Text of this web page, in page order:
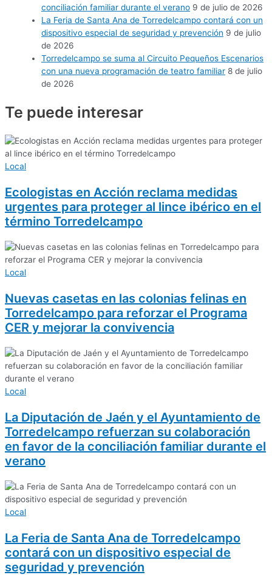
conciliación familiar durante el verano 9 de julio de 2026
La Feria de Santa Ana de Torredelcampo contará con un
dispositivo especial de seguridad y prevención 9 de julio
de 2026
Torredelcampo se suma al Circuito Pequeños Escenarios
con una nueva programación de teatro familiar 8 de julio
de 2026
Te puede interesar
Local
Ecologistas en Acción reclama medidas
urgentes para proteger al lince ibérico en el
término Torredelcampo
Local
Nuevas casetas en las colonias felinas en
Torredelcampo para reforzar el Programa
CER y mejorar la convivencia
Local
La Diputación de Jaén y el Ayuntamiento de
Torredelcampo refuerzan su colaboración
en favor de la conciliación familiar durante el
verano
Local
La Feria de Santa Ana de Torredelcampo
contará con un dispositivo especial de
seguridad y prevención